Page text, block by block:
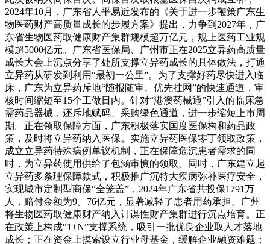
2024年10月，广东省人平易近发布的《关于进一步鞭策广东生
物医药财产高质量成长的步履方案》提出，力争到2027年，广
东省生物医药取健康财产集群规模超万亿元，规上医药工业规
模超5000亿元。广东省医保局、广州市正在2025立异药高质量
成长大会上沉点分享了处所支撑立异药成长的具体做法，打通
立异药从研发到利用“最初一公里”。为了支撑好药尽快进入临
床，广东为立异药斥地“随报随审、优先挂网”的快速通道，审
核时间缩短至15个工做日内。针对“港澳药械通”引入的临床急
需药品器械，还斥地赋码、采购绿色通道，进一步缩短上市周
期。正在领取保障方面，广东积极落实国度医保构和药品政
策，及时将立异药纳入医保。实施立异药医保零丁领取政策，
成立立异药特殊病例单议机制，正在保障危沉患者需求的同
时，为立异药使用供给了包涵审慎的领取。同时，广东建立起
立异药多条理保障款式，积极推广沉特大疾病弥补医疗安全，
实现城市定制型商保“全笼盖”，2024年广东省共投保1791万
人，赔付金额为9。76亿元，显著减轻了患者用药承担。广州
将生物医药取健康财产纳入计谋性财产集群进行沉点培育。正
在政策上构成“1+N”支撑系统，吸引一批优良企业取人才落地
成长；正在资金上摸索设立行业母基金，缓解企业融资难题；